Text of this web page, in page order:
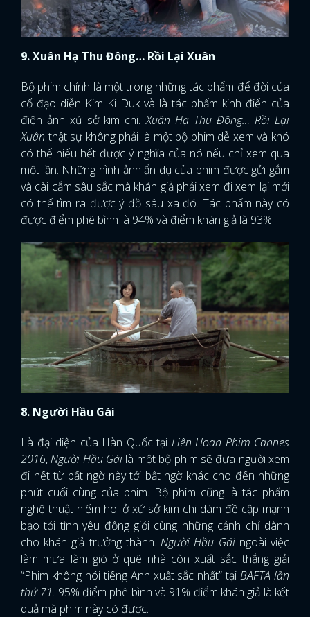
9. Xuân Hạ Thu Đông… Rồi Lại Xuân
Bộ phim chính là một trong những tác phẩm để đời của
cố đạo diễn Kim Ki Duk và là tác phẩm kinh điển của
điện ảnh xứ sở kim chi.Xuân Hạ Thu Đông… Rồi Lại
Xuân thật sự không phải là một bộ phim dễ xem và khó
có thể hiểu hết được ý nghĩa của nó nếu chỉ xem qua
một lần. Những hình ảnh ẩn dụ của phim được gửi gắm
và cài cắm sâu sắc mà khán giả phải xem đi xem lại mới
có thể tìm ra được ý đồ sâu xa đó. Tác phẩm này có
được điểm phê bình là 94% và điểm khán giả là 93%.
8. Người Hầu Gái
Là đại diện của Hàn Quốc tại Liên Hoan Phim Cannes
2016,Người Hầu Gái là một bộ phim sẽ đưa người xem
đi hết từ bất ngờ này tới bất ngờ khác cho đến những
phút cuối cùng của phim. Bộ phim cũng là tác phẩm
nghệ thuật hiếm hoi ở xứ sở kim chi dám đề cập mạnh
bạo tới tình yêu đồng giới cùng những cảnh chỉ dành
cho khán giả trưởng thành.Người Hầu Gáingoài việc
làm mưa làm gió ở quê nhà còn xuất sắc thắng giải
“Phim không nói tiếng Anh xuất sắc nhất” tạiBAFTA lần
thứ 71. 95% điểm phê bình và 91% điểm khán giả là kết
quả mà phim này có được.